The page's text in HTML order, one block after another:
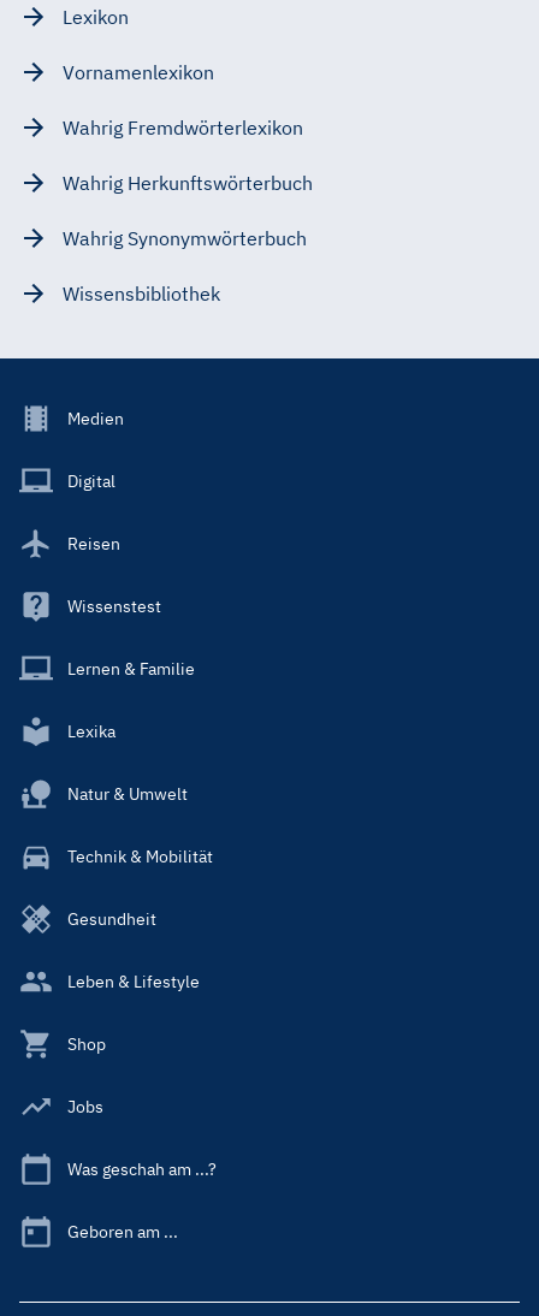
Lexikon
Vornamenlexikon
Wahrig Fremdwörterlexikon
Wahrig Herkunftswörterbuch
Wahrig Synonymwörterbuch
Wissensbibliothek
Footer
Main
Medien
Digital
Reisen
Wissenstest
Lernen & Familie
Lexika
Natur & Umwelt
Technik & Mobilität
Gesundheit
Leben & Lifestyle
Shop
Jobs
Was geschah am ...?
Geboren am ...